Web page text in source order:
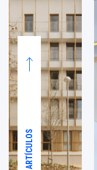
ARTÍCULOS